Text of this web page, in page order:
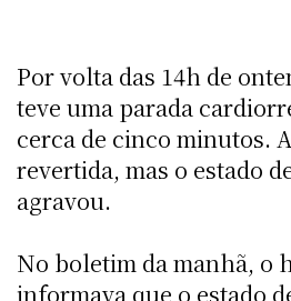
Por volta das 14h de
teve uma parada
cerca de cinco minutos.
revertida, mas o estado
agravou.
No boletim da manhã, o
informava que o estado